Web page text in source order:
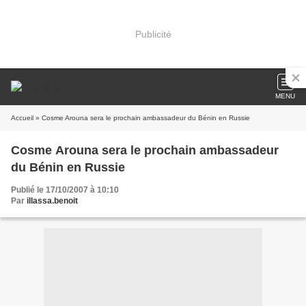
Publicité
MENU
Accueil » Cosme Arouna sera le prochain ambassadeur du Bénin en Russie
Cosme Arouna sera le prochain ambassadeur
du Bénin en Russie
Publié le 17/10/2007 à 10:10
Par illassa.benoit